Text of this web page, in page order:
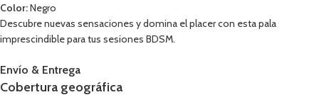
Color:Negro
Descubre nuevas sensaciones y domina el placer con esta pala
imprescindible para tus sesiones BDSM.
Envío & Entrega
Cobertura geográfica